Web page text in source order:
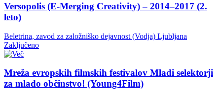
Versopolis (E-Merging Creativity) – 2014–2017 (2.
leto)
Beletrina, zavod za založniško dejavnost (Vodja) Ljubljana
Zaključeno
Mreža evropskih filmskih festivalov Mladi selektorji
za mlado občinstvo! (Young4Film)